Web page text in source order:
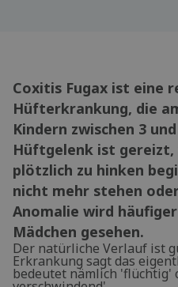
Coxitis Fugax ist eine
Hüfterkrankung, die
Kindern zwischen 3
Hüftgelenk ist gereizt,
plötzlich zu hinken
nicht mehr stehen
Anomalie wird
Mädchen gesehen.
Der natürliche Verlauf ist
Erkrankung sagt das
bedeutet nämlich 'flüchtig'